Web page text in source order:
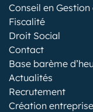
Conseil en
Fiscalité
Droit Social
Contact
Base barème
Actualités
Recrutement
Création entreprise